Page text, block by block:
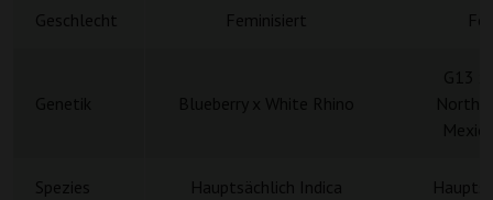
Geschlecht Feminisiert
Spezies Hauptsächlich Indica